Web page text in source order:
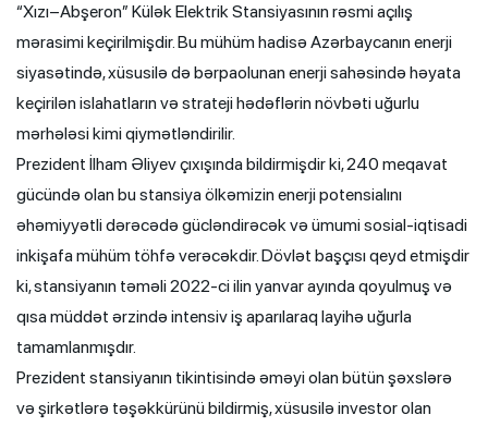
“Xızı–Abşeron” Külək Elektrik Stansiyasının rəsmi açılış
mərasimi keçirilmişdir. Bu mühüm hadisə Azərbaycanın enerji
siyasətində, xüsusilə də bərpaolunan enerji sahəsində həyata
keçirilən islahatların və strateji hədəflərin növbəti uğurlu
mərhələsi kimi qiymətləndirilir.
Prezident İlham Əliyev çıxışında bildirmişdir ki, 240 meqavat
gücündə olan bu stansiya ölkəmizin enerji potensialını
əhəmiyyətli dərəcədə gücləndirəcək və ümumi sosial-iqtisadi
inkişafa mühüm töhfə verəcəkdir. Dövlət başçısı qeyd etmişdir
ki, stansiyanın təməli 2022-ci ilin yanvar ayında qoyulmuş və
qısa müddət ərzində intensiv iş aparılaraq layihə uğurla
tamamlanmışdır.
Prezident stansiyanın tikintisində əməyi olan bütün şəxslərə
və şirkətlərə təşəkkürünü bildirmiş, xüsusilə investor olan